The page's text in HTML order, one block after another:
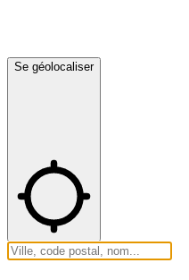
Se géolocaliser